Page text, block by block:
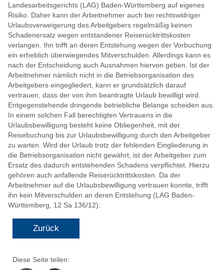
Landesarbeitsgerichts (LAG) Baden-Württemberg auf eigenes
Risiko. Daher kann der Arbeitnehmer auch bei rechtswidriger
Urlaubsverweigerung des Arbeitgebers regelmäßig keinen
Schadenersatz wegen entstandener Reiserücktrittskosten
verlangen. Ihn trifft an deren Entstehung wegen der Vorbuchung
ein erheblich überwiegendes Mitverschulden. Allerdings kann es
nach der Entscheidung auch Ausnahmen hiervon geben. Ist der
Arbeitnehmer nämlich nicht in die Betriebsorganisation des
Arbeitgebers eingegliedert, kann er grundsätzlich darauf
vertrauen, dass der von ihm beantragte Urlaub bewilligt wird.
Entgegenstehende dringende betriebliche Belange scheiden aus.
In einem solchen Fall berechtigten Vertrauens in die
Urlaubsbewilligung besteht keine Obliegenheit, mit der
Reisebuchung bis zur Urlaubsbewilligung durch den Arbeitgeber
zu warten. Wird der Urlaub trotz der fehlenden Eingliederung in
die Betriebsorganisation nicht gewährt, ist der Arbeitgeber zum
Ersatz des dadurch entstehenden Schadens verpflichtet. Hierzu
gehören auch anfallende Reiserücktrittskosten. Da der
Arbeitnehmer auf die Urlaubsbewilligung vertrauen konnte, trifft
ihn kein Mitverschulden an deren Entstehung (LAG Baden-
Württemberg, 12 Sa 136/12).
Zurück
Diese Seite teilen: